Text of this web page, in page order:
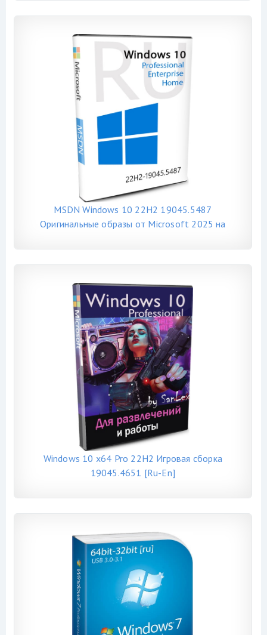
MSDN Windows 10 22H2 19045.5487
Оригинальные образы от Microsoft 2025 на
Windows 10 x64 Pro 22H2 Игровая сборка
19045.4651 [Ru-En]